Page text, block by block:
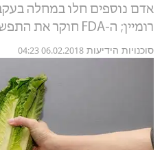
אדם נוספים חלו במחלה
רומיין; ה-FDA חוקר את התפשטות המחלה
סוכנויות הידיעות 06.02.2018 04:23